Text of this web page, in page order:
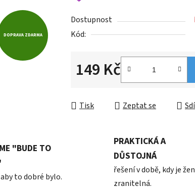
Dostupnost
Kód:
149 Kč
Tisk Zeptat se
DOPRAVA ZDARMA
"BUDE TO
to dobré bylo.
PRAKTICKÁ A
DŮSTOJNÁ
řešení v době, kdy je
zranitelná.